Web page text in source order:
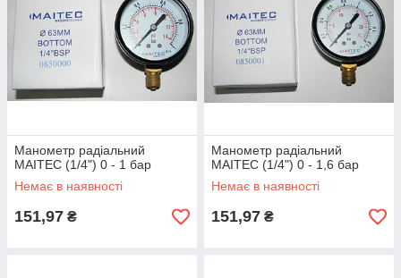
Манометр радіальний
MAITEC (1/4") 0 - 1 бар
Немає в наявності
151,97 ₴
Манометр радіальний
MAITEC (1/4") 0 - 1,6 бар
Немає в наявності
151,97 ₴